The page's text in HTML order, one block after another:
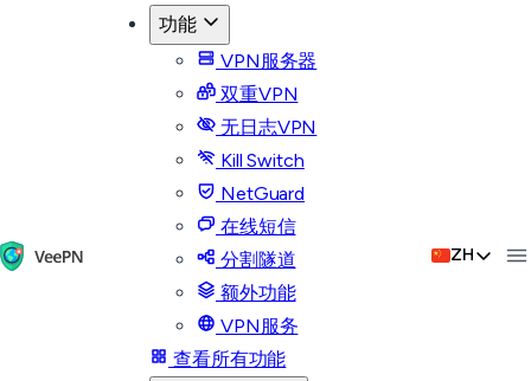
功能
VPN服务器
双重VPN
无日志VPN
Kill Switch
NetGuard
在线短信
分割隧道
额外功能
VPN服务
查看所有功能
ZH